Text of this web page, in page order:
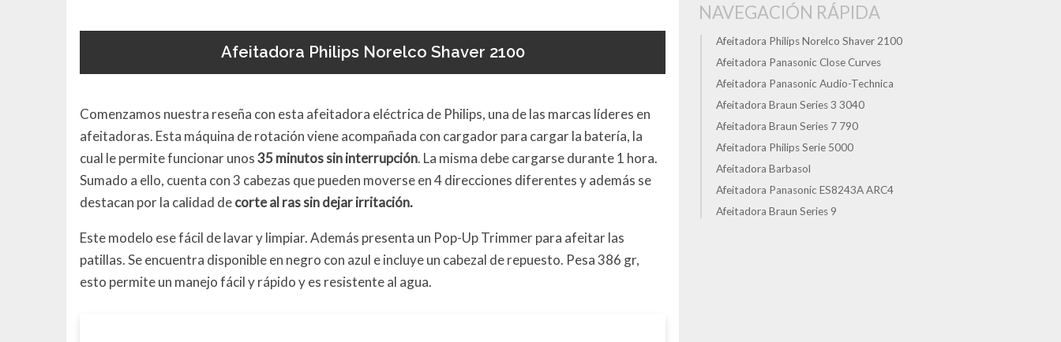
NAVEGACIÓN RÁPIDA
Afeitadora Philips Norelco Shaver 2100
Afeitadora Panasonic Close Curves
Afeitadora Panasonic Audio-Technica
Afeitadora Braun Series 3 3040
Afeitadora Braun Series 7 790
Afeitadora Philips Serie 5000
Afeitadora Barbasol
Afeitadora Panasonic ES8243A ARC4
Afeitadora Braun Series 9
Afeitadora Philips Norelco Shaver 2100
Comenzamos nuestra reseña con esta afeitadora eléctrica de Philips, una de las marcas líderes en
afeitadoras. Esta máquina de rotación viene acompañada con cargador para cargar la batería, la
cual le permite funcionar unos35 minutos sin interrupción. La misma debe cargarse durante 1 hora.
Sumado a ello, cuenta con 3 cabezas que pueden moverse en 4 direcciones diferentes y además se
destacan por la calidad decorte al ras sin dejar irritación.
Este modelo ese fácil de lavar y limpiar. Además presenta un Pop-Up Trimmer para afeitar las
patillas. Se encuentra disponible en negro con azul e incluye un cabezal de repuesto. Pesa 386 gr,
esto permite un manejo fácil y rápido y es resistente al agua.